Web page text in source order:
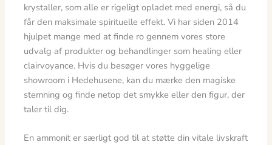
krystaller, som alle er rigeligt opladet med energi, så du
får den maksimale spirituelle effekt. Vi har siden 2014
hjulpet mange med at finde ro gennem vores store
udvalg af produkter og behandlinger som healing eller
clairvoyance. Hvis du besøger vores hyggelige
showroom i Hedehusene, kan du mærke den magiske
stemning og finde netop det smykke eller den figur, der
taler til dig.
En ammonit er særligt god til at støtte din vitale livskraft